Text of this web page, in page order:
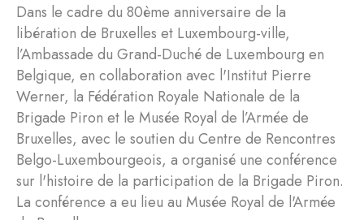
Dans le cadre du 80ème anniversaire de la
libération de Bruxelles et Luxembourg-ville,
l’Ambassade du Grand-Duché de Luxembourg en
Belgique, en collaboration avec l'Institut Pierre
Werner, la Fédération Royale Nationale de la
Brigade Piron et le Musée Royal de l’Armée de
Bruxelles, avec le soutien du Centre de Rencontres
Belgo-Luxembourgeois, a organisé une conférence
sur l'histoire de la participation de la Brigade Piron.
La conférence a eu lieu au Musée Royal de l'Armée